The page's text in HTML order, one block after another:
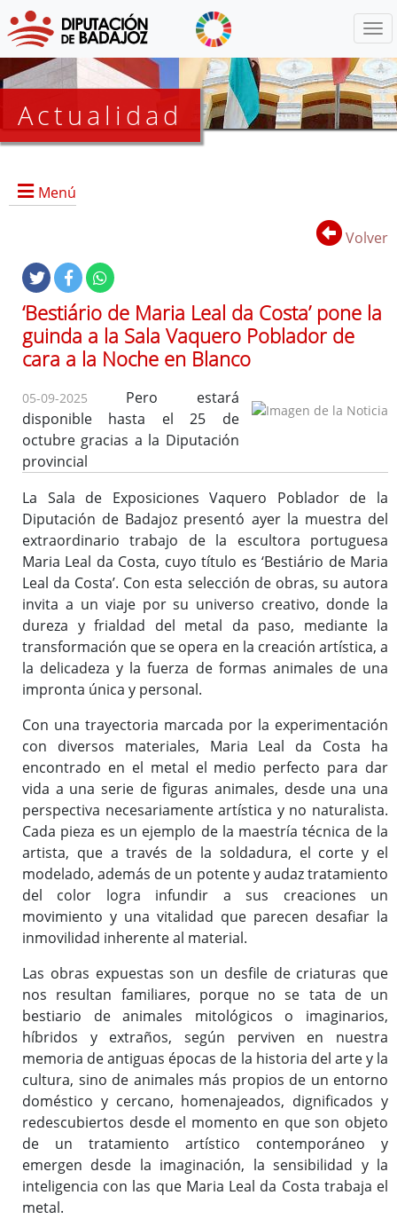
Actualidad
Menú
Noticias
Lista
de
distribución
Volver
‘Bestiário de Maria Leal da Costa’ pone la
guinda a la Sala Vaquero Poblador de
cara a la Noche en Blanco
05-09-2025
Pero estará
disponible hasta el 25 de
octubre gracias a la Diputación
provincial
La Sala de Exposiciones Vaquero Poblador de la
Diputación de Badajoz presentó ayer la muestra del
extraordinario trabajo de la escultora portuguesa
Maria Leal da Costa, cuyo título es ‘Bestiário de Maria
Leal da Costa’. Con esta selección de obras, su autora
invita a un viaje por su universo creativo, donde la
dureza y frialdad del metal da paso, mediante la
transformación que se opera en la creación artística, a
la delicadeza y la fuerza de formas animales de una
impronta única y personal.
Con una trayectoria marcada por la experimentación
con diversos materiales, Maria Leal da Costa ha
encontrado en el metal el medio perfecto para dar
vida a una serie de figuras animales, desde una una
perspectiva necesariamente artística y no naturalista.
Cada pieza es un ejemplo de la maestría técnica de la
artista, que a través de la soldadura, el corte y el
modelado, además de un potente y audaz tratamiento
del color logra infundir a sus creaciones un
movimiento y una vitalidad que parecen desafiar la
inmovilidad inherente al material.
Las obras expuestas son un desfile de criaturas que
nos resultan familiares, porque no se tata de un
bestiario de animales mitológicos o imaginarios,
híbridos y extraños, según perviven en nuestra
memoria de antiguas épocas de la historia del arte y la
cultura, sino de animales más propios de un entorno
doméstico y cercano, homenajeados, dignificados y
redescubiertos desde el momento en que son objeto
de un tratamiento artístico contemporáneo y
emergen desde la imaginación, la sensibilidad y la
inteligencia con las que Maria Leal da Costa trabaja el
metal.